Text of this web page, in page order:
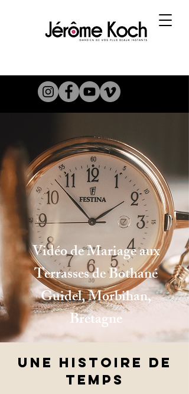
Vidéo de Mariage aux
Terrasses de Bothané
Guidel, Morbihan,
Bretagne
Une histoire de
temps